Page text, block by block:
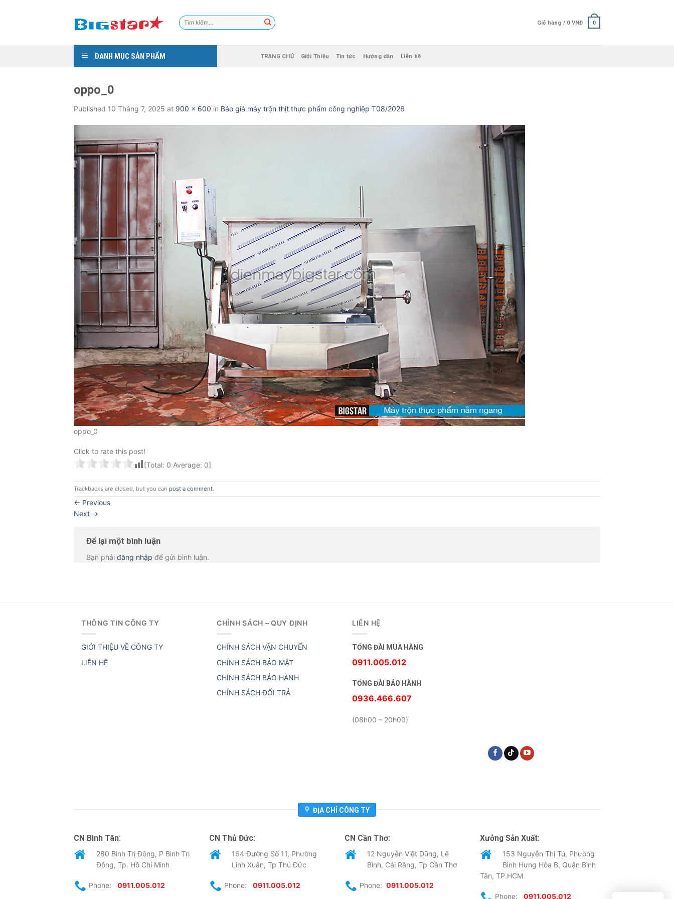
Tìm
kiếm:
Giỏ hàng / 0 VNĐ 0
DANH MỤC SẢN PHẨM TRANG CHỦ Giới Thiệu Tin tức Hướng dẫn Liên hệ
oppo_0
Published 10 Tháng 7, 2025 at 900 × 600 in Báo giá máy trộn thịt thực phẩm công nghiệp T08/2026
oppo_0
Click to rate this post!
[Total: 0 Average: 0]
Trackbacks are closed, but you can post a comment.
← Previous
Next →
Để lại một bình luận
Bạn phải đăng nhập để gửi bình luận.
THÔNG TIN CÔNG TY
GIỚI THIỆU VỀ CÔNG TY
LIÊN HỆ
CHÍNH SÁCH – QUY ĐỊNH
CHÍNH SÁCH VẬN CHUYỂN
CHÍNH SÁCH BẢO MẬT
CHÍNH SÁCH BẢO HÀNH
CHÍNH SÁCH ĐỔI TRẢ
LIÊN HỆ
TỔNG ĐÀI MUA HÀNG
0911.005.012
TỔNG ĐÀI BẢO HÀNH
0936.466.607
(08h00 – 20h00)
ĐỊA CHỈ CÔNG TY
CN Bình Tân:
280 Bình Trị Đông, P Bình Trị
Đông, Tp. Hồ Chí Minh
Phone: 0911.005.012
CN Thủ Đức:
164 Đường Số 11, Phường
Linh Xuân, Tp Thủ Đức
Phone: 0911.005.012
CN Cần Thơ:
12 Nguyễn Việt Dũng, Lê
Bình, Cái Răng, Tp Cần Thơ
Phone: 0911.005.012
Xưởng Sản Xuất:
153 Nguyễn Thị Tú, Phường
Bình Hưng Hòa B, Quận Bình
Tân, TP.HCM
Phone: 0911.005.012